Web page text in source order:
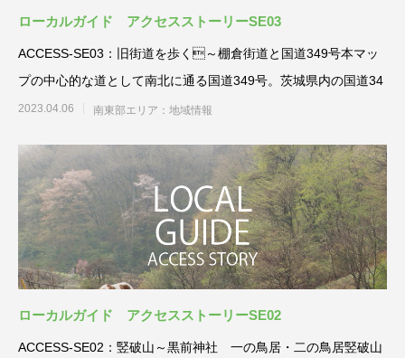
ローカルガイド アクセスストーリーSE03
ACCESS-SE03：旧街道を歩く～棚倉街道と国道349号本マッ
プの中心的な道として南北に通る国道349号。茨城県内の国道34
2023.04.06 南東部エリア：地域情報
ローカルガイド アクセスストーリーSE02
ACCESS-SE02：竪破山～黒前神社 一の鳥居・二の鳥居竪破山